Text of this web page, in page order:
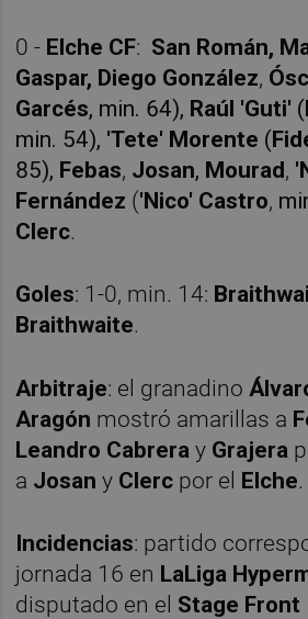
0 - Elche CF: San Román,
Gaspar, Diego González,
Garcés, min. 64), Raúl 'Guti' (
min. 54), 'Tete' Morente (
85), Febas, Josan, Mourad,
Fernández ('Nico' Castro,
Clerc.
Goles: 1-0, min. 14:
Braithwaite.
Arbitraje: el granadino
Aragón mostró amarillas a
Leandro Cabrera y Grajera
a Josany Clerc por el Elche.
Incidencias: partido
jornada 16 en LaLiga
disputado en el Stage Front